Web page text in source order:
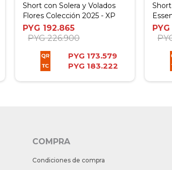
Short con Solera y Volados
Flores Colección 2025 - XP
PYG 192.865
PYG 226.900
PYG 173.579
PYG 183.222
PYG
COMPRA
Condiciones de compra